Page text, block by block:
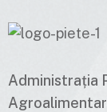
Administrația